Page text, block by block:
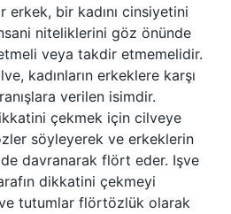
bir kadını cinsiyetini
niteliklerini göz önünde
veya takdir etmemelidir.
kadınların erkeklere karşı
verilen isimdir.
çekmek için cilveye
söyleyerek ve erkeklerin
davranarak flört eder. Işve
dikkatini çekmeyi
tutumlar flörtözlük olarak